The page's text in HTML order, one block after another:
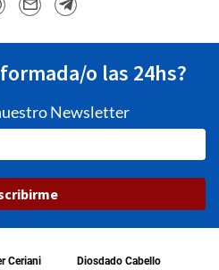
o las 24hs?
Newsletter
Ceriani Diosdado Cabello